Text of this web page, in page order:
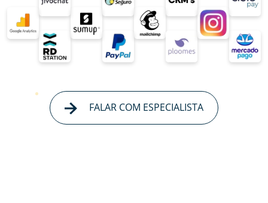
FALAR COM ESPECIALISTA